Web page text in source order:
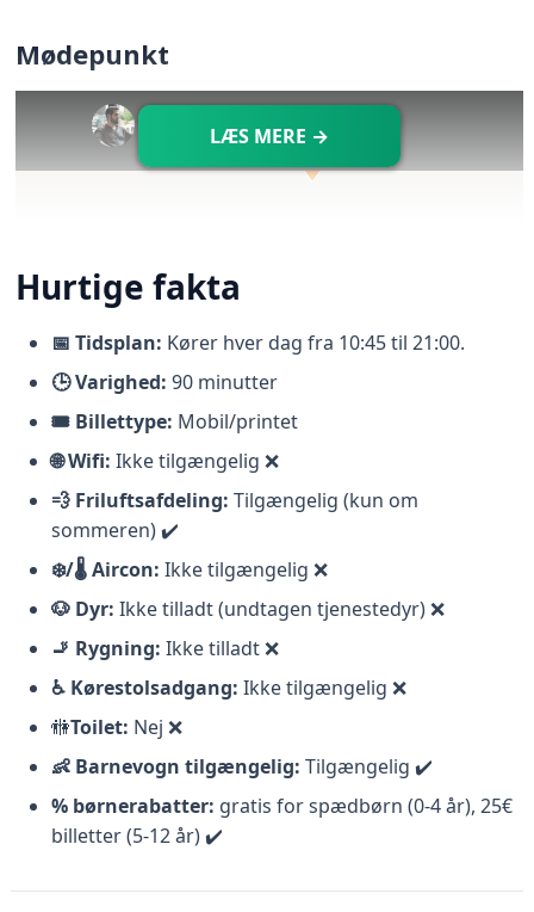
Mødepunkt
🗺️ Nær Rijksmuseum:Museumbrug 2, 1073 AX
Amsterdam, Holland
🗺️ Tæt på hovedbanegården:
33b, 1012 TM Amsterdam, Holland
Skibet
Båden har plads til op til20 passagerer. Siderne er
50–50 % fordelt mellem semi-
permanente
træsidevægge og et midlertidigt vinterdække
Hele taget er også midlertidigt.
LÆS MERE →
Hurtige fakta
📅 Tidsplan: Kører hver dag fra 10:45 til 21:00.
🕒 Varighed: 90 minutter
🎟️ Billettype: Mobil/printet
🌐 Wifi: Ikke tilgængelig ❌
💨 Friluftsafdeling: Tilgængelig (kun om
sommeren) ✔️
❄️/🌡️ Aircon: Ikke tilgængelig ❌
🐶 Dyr: Ikke tilladt (undtagen tjenestedyr) ❌
🚬 Rygning: Ikke tilladt ❌
♿ Kørestolsadgang: Ikke tilgængelig ❌
🚻Toilet: Nej ❌
👶 Barnevogn tilgængelig: Tilgængelig ✔️
% børnerabatter: gratis for spædbørn (0-4 år), 25€
billetter (5-12 år) ✔️